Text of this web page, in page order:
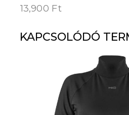
13,900 Ft
KAPCSOLÓDÓ